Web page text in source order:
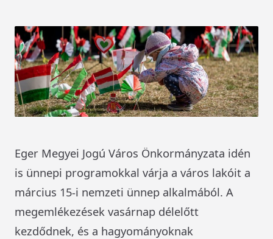
Eger Megyei Jogú Város Önkormányzata idén
is ünnepi programokkal várja a város lakóit a
március 15-i nemzeti ünnep alkalmából. A
megemlékezések vasárnap délelőtt
kezdődnek, és a hagyományoknak